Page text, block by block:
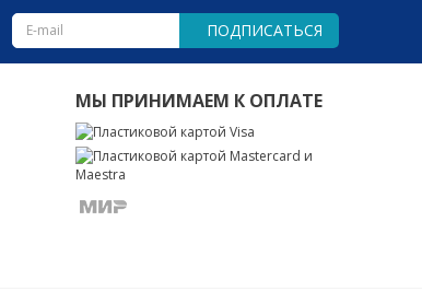
ПОДПИСАТЬСЯ
МЫ ПРИНИМАЕМ К ОПЛАТЕ